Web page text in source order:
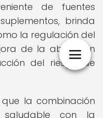
de fuentes
brinda
la regulación del
de la absorción
del riesgo de
la combinación
con la